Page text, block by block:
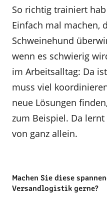
So richtig trainiert
Einfach mal machen,
Schweinehund
wenn es schwierig
im Arbeitsalltag: Da
muss viel
neue Lösungen
zum Beispiel. Da
von ganz allein.
Machen Sie diese
Versandlogistik gerne?